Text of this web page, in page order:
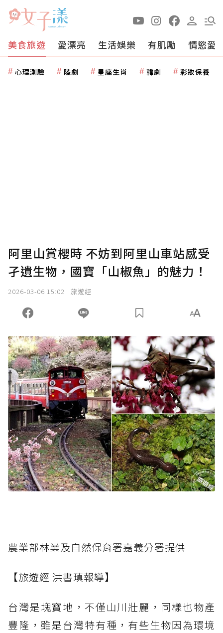
美食旅遊 愛漂亮 生活娛樂 有肌勵 情慾愛
心理測驗 陸劇 星座生肖 韓劇 彩妝保養
阿里山賞櫻時 不妨到阿里山車站感受
孑遺生物，國寶「山椒魚」的魅力！
2026-03-06 15:02 旅遊經
農業部林業及自然保育署嘉義分署提供
【旅遊經 洪書瑱報導】
台灣是塊寶地，不僅山川壯麗，同樣也物產
豐隆，雖是台灣特有種，有些生物因為環境